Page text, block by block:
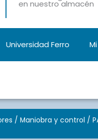
en nuestro almacén
Universidad Ferro
/ Maniobra y control /